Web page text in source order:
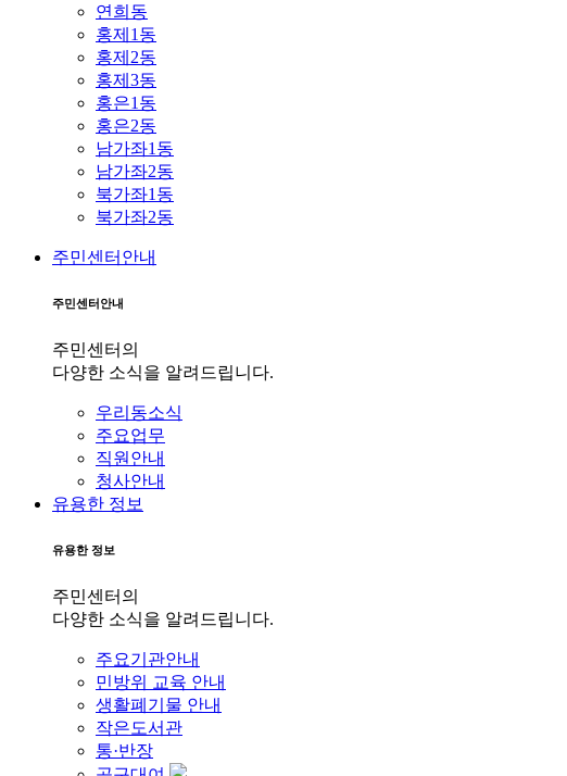
연희동
홍제1동
홍제2동
홍제3동
홍은1동
홍은2동
남가좌1동
남가좌2동
북가좌1동
북가좌2동
주민센터안내
주민센터안내
주민센터의
다양한 소식을 알려드립니다.
우리동소식
주요업무
직원안내
청사안내
유용한 정보
유용한 정보
주민센터의
다양한 소식을 알려드립니다.
주요기관안내
민방위 교육 안내
생활폐기물 안내
작은도서관
통·반장